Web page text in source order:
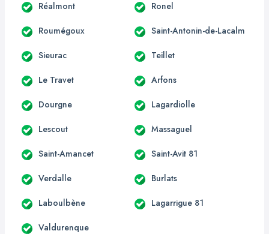
Réalmont Ronel
Roumégoux Saint-Antonin-de-Lacalm
Sieurac Teillet
Le Travet Arfons
Dourgne Lagardiolle
Lescout Massaguel
Saint-Amancet Saint-Avit 81
Verdalle Burlats
Laboulbène Lagarrigue 81
Valdurenque